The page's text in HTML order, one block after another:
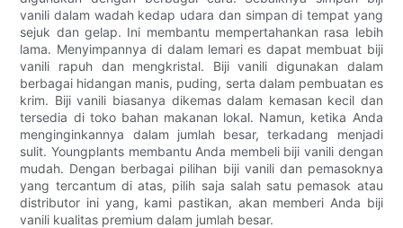
vanili dalam wadah kedap udara dan simpan di tempat yang
sejuk dan gelap. Ini membantu mempertahankan rasa lebih
lama. Menyimpannya di dalam lemari es dapat membuat biji
vanili rapuh dan mengkristal. Biji vanili digunakan dalam
berbagai hidangan manis, puding, serta dalam pembuatan es
krim. Biji vanili biasanya dikemas dalam kemasan kecil dan
tersedia di toko bahan makanan lokal. Namun, ketika Anda
menginginkannya dalam jumlah besar, terkadang menjadi
sulit. Youngplants membantu Anda membeli biji vanili dengan
mudah. Dengan berbagai pilihan biji vanili dan pemasoknya
yang tercantum di atas, pilih saja salah satu pemasok atau
distributor ini yang, kami pastikan, akan memberi Anda biji
vanili kualitas premium dalam jumlah besar.